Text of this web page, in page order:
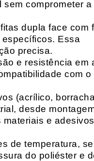
comprometer a
dupla face com
Essa
precisa.
e resistência em
com o
(acrílico,
desde
e
de temperatura,
do poliéster e